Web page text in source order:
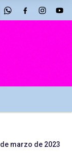
marzo de 2023